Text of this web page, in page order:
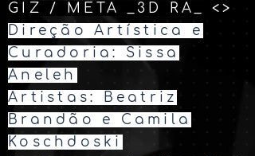
GIZ / META _3D RA_ <>
Direção Artística e
Curadoria: Sissa
Aneleh
Artistas: Beatriz
Brandão e Camila
Koschdoski